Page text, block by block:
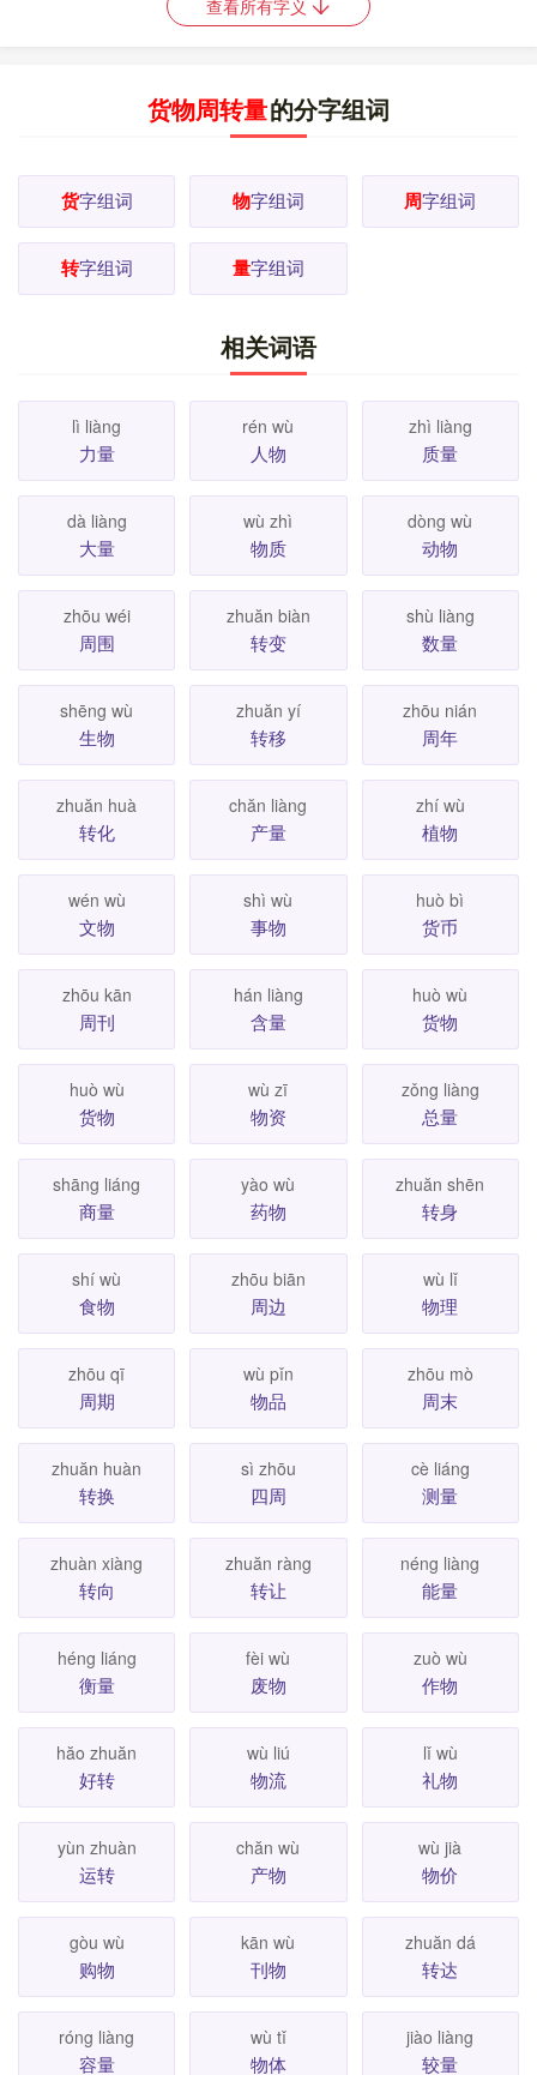
查看所有字义
货物周转量的分字组词
货字组词 物字组词 周字组词
转字组词 量字组词
相关词语
lì liàng
力量
rén wù
人物
zhì liàng
质量
dà liàng
大量
wù zhì
物质
dòng wù
动物
zhōu wéi
周围
zhuăn biàn
转变
shù liàng
数量
shēng wù
生物
zhuăn yí
转移
zhōu nián
周年
zhuăn huà
转化
chăn liàng
产量
zhí wù
植物
wén wù
文物
shì wù
事物
huò bì
货币
zhōu kān
周刊
hán liàng
含量
huò wù
货物
huò wù
货物
wù zī
物资
zǒng liàng
总量
shāng liáng
商量
yào wù
药物
zhuăn shēn
转身
shí wù
食物
zhōu biān
周边
wù lǐ
物理
zhōu qī
周期
wù pǐn
物品
zhōu mò
周末
zhuăn huàn
转换
sì zhōu
四周
cè liáng
测量
zhuàn xiàng
转向
zhuăn ràng
转让
néng liàng
能量
héng liáng
衡量
fèi wù
废物
zuò wù
作物
hăo zhuăn
好转
wù liú
物流
lǐ wù
礼物
yùn zhuàn
运转
chăn wù
产物
wù jià
物价
gòu wù
购物
kān wù
刊物
zhuăn dá
转达
róng liàng
容量
wù tǐ
物体
jiào liàng
较量